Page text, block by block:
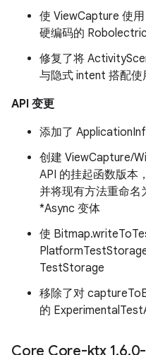
使 ViewCapture 使
硬编码的
修复了将
与隐式 intent 搭配使
API 变更
添加了
创建 ViewCapture/
API 的挂起函数版本，
并将现有方法重命名
*Async 变体
使
TestStorage
移除了对
的
Core Core-ktx 1.6.